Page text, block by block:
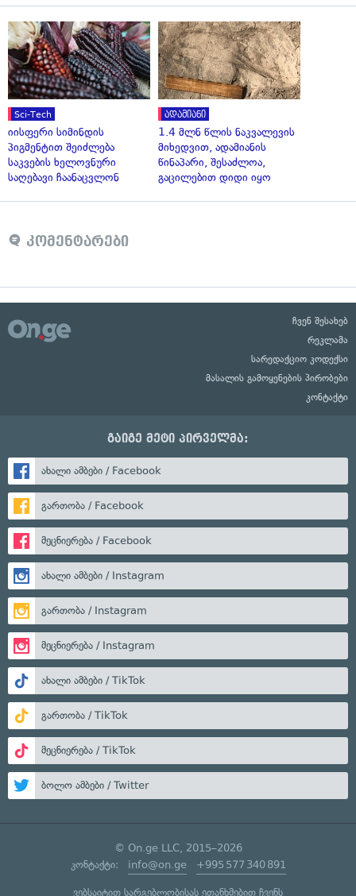
Sci-Tech
იისფერი სიმინდის
პიგმენტით შეიძლება
საკვების ხელოვნური
საღებავი ჩაანაცვლონ
ადამიანი
1.4 მლნ წლის ნაკვალევის
მიხედვით, ადამიანის
წინაპარი, შესაძლოა,
გაცილებით დიდი იყო
კომენტარები
ჩვენ შესახებ
რეკლამა
სარედაქციო კოდექსი
მასალის გამოყენების პირობები
კონტაქტი
გაიგე მეტი პირველმა:
ახალი ამბები / Facebook
გართობა / Facebook
მეცნიერება / Facebook
ახალი ამბები / Instagram
გართობა / Instagram
მეცნიერება / Instagram
ახალი ამბები / TikTok
გართობა / TikTok
მეცნიერება / TikTok
ბოლო ამბები / Twitter
© On.ge LLC, 2015–2026
კონტაქტი: info@on.ge +995 577 340 891
ვებსაიტით სარგებლობისას ეთანხმებით ჩვენს